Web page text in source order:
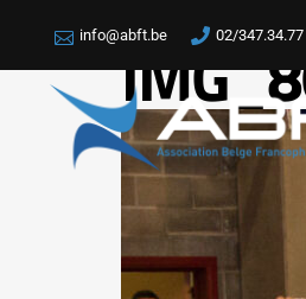
info@abft.be 02/347.34.77